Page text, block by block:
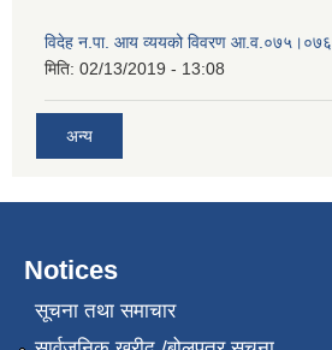
विदेह न.पा. आय व्ययको विवरण आ.व.०७५।०७६
मिति: 02/13/2019 - 13:08
अन्य
Notices
सूचना तथा समाचार